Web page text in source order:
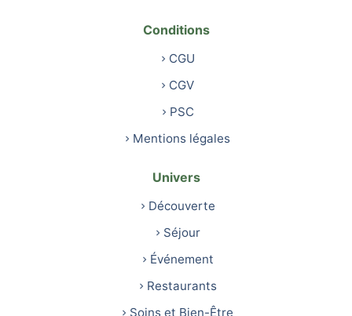
Conditions
CGU
CGV
PSC
Mentions légales
Univers
Découverte
Séjour
Événement
Restaurants
Soins et Bien-Être